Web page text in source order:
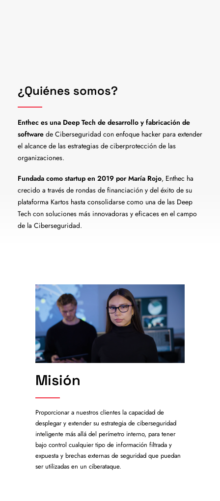
¿Quiénes somos?
Enthec es una Deep Tech de desarrollo y fabricación de
software de Ciberseguridad con enfoque hacker para extender
el alcance de las estrategias de ciberprotección de las
organizaciones.
Fundada como startup en 2019 por María Rojo, Enthec ha
crecido a través de rondas de financiación y del éxito de su
plataforma Kartos hasta consolidarse como una de las Deep
Tech con soluciones más innovadoras y eficaces en el campo
de la Ciberseguridad.
Misión
Proporcionar a nuestros clientes la capacidad de
desplegar y extender su estrategia de ciberseguridad
inteligente más allá del perímetro interno, para tener
bajo control cualquier tipo de información filtrada y
expuesta y brechas externas de seguridad que puedan
ser utilizadas en un ciberataque.